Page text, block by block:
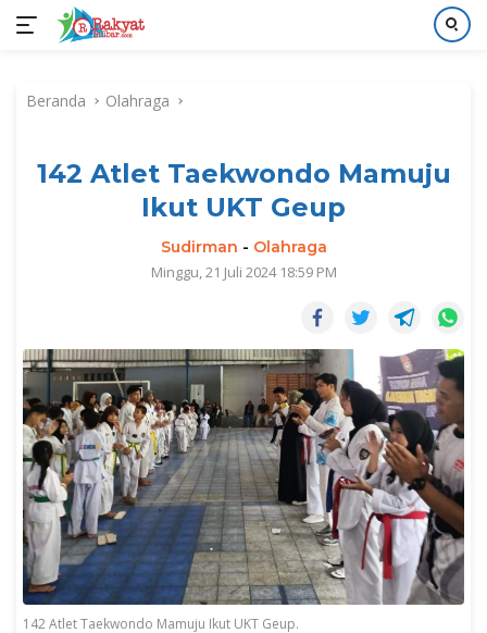
kontenBeranda Olahraga
142 Atlet Taekwondo Mamuju
Ikut UKT Geup
Sudirman - Olahraga
Minggu, 21 Juli 2024 18:59 PM
142 Atlet Taekwondo Mamuju Ikut UKT Geup.